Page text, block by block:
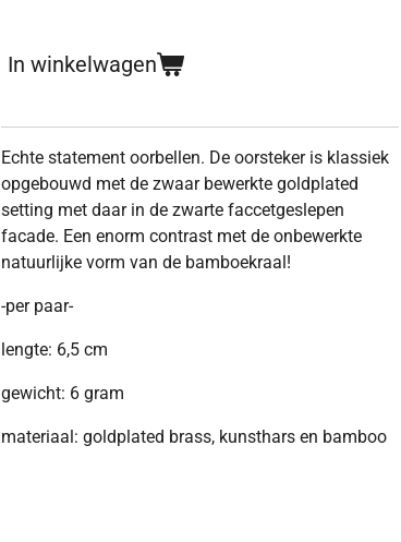
In winkelwagen
Echte statement oorbellen. De oorsteker is klassiek
opgebouwd met de zwaar bewerkte goldplated
setting met daar in de zwarte faccetgeslepen
facade. Een enorm contrast met de onbewerkte
natuurlijke vorm van de bamboekraal!
-per paar-
lengte: 6,5 cm
gewicht: 6 gram
materiaal: goldplated brass, kunsthars en bamboo